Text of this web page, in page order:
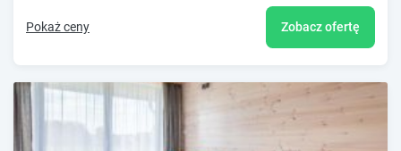
Pokaż ceny Zobacz ofertę